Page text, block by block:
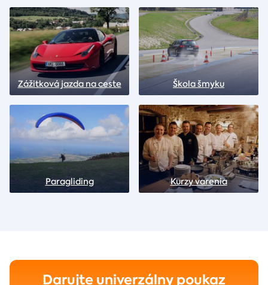
Zážitková jazda na ceste Škola šmyku
Paragliding Kurzy varenia
Darujte univerzálny poukaz